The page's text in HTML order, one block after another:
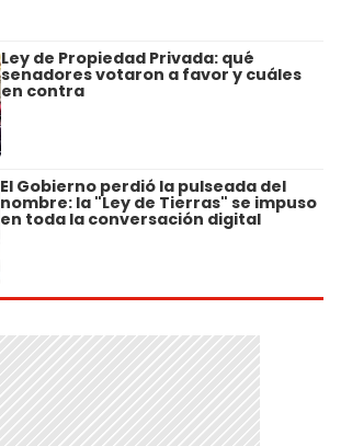
Ley de Propiedad Privada: qué
senadores votaron a favor y cuáles
en contra
El Gobierno perdió la pulseada del
nombre: la "Ley de Tierras" se impuso
en toda la conversación digital